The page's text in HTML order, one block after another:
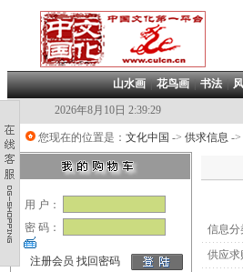
山水画|花鸟画|书法|
2026年8月10日 2:39:29
您现在的位置是： 文化中国 -> 供求信息 ->
用 户：
密 码：
注册会员 找回密码
信息分
供应求